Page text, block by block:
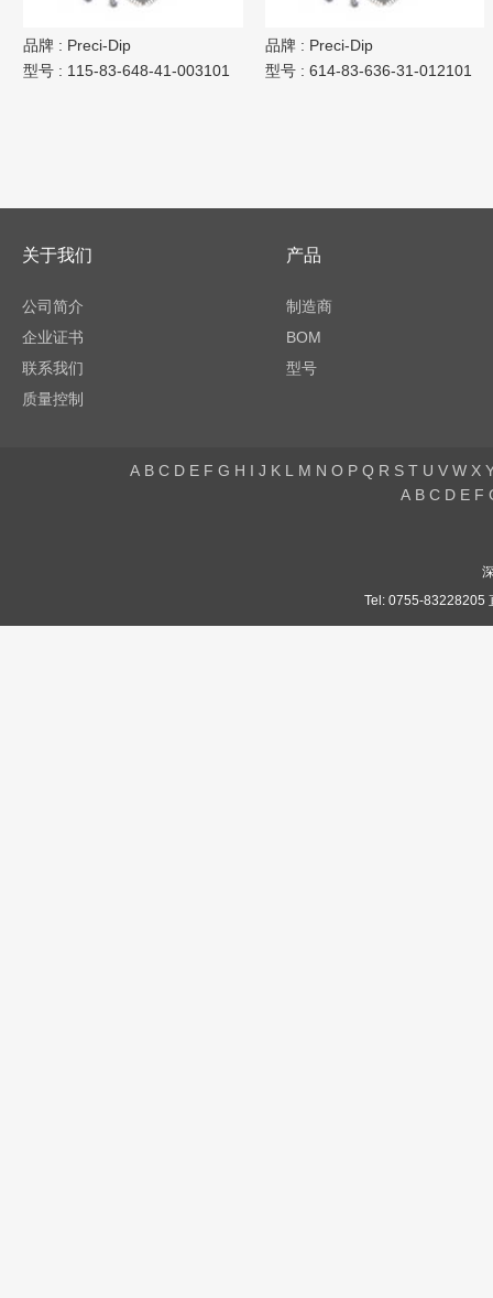
品牌 : Preci-Dip
型号 : 115-83-648-41-003101
品牌 : Preci-Dip
型号 : 614-83-636-31-012101
关于我们
公司简介
企业证书
联系我们
质量控制
产品
制造商
BOM
型号
A B C D E F G H I J K L M N O P Q R S T U V W X
A B C D E F
Tel: 0755-